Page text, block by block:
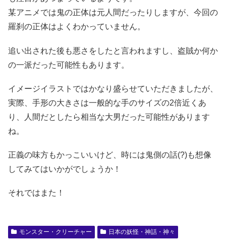
某アニメでは鬼の正体は元人間だったりしますが、今回の
羅刹の正体はよくわかっていません。
追い出された後も悪さをしたと言われますし、盗賊か何か
の一派だった可能性もあります。
イメージイラストではかなり盛らせていただきましたが、
実際、手形の大きさは一般的な手のサイズの2倍近くあ
り、人間だとしたら相当な大男だった可能性があります
ね。
正義の味方もかっこいいけど、時には鬼側の話(?)も想像
してみてはいかがでしょうか！
それではまた！
モンスター・クリーチャー 日本の妖怪・神話・神々